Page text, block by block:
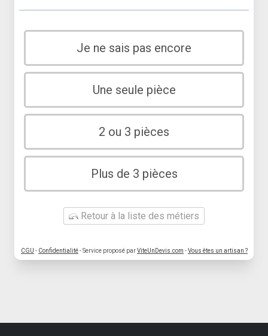
Je ne sais pas encore
Une seule pièce
2 ou 3 pièces
Plus de 3 pièces
Retour à la liste des métiers
CGU - Confidentialité- Service proposé parViteUnDevis.com -Vous êtes un artisan ?